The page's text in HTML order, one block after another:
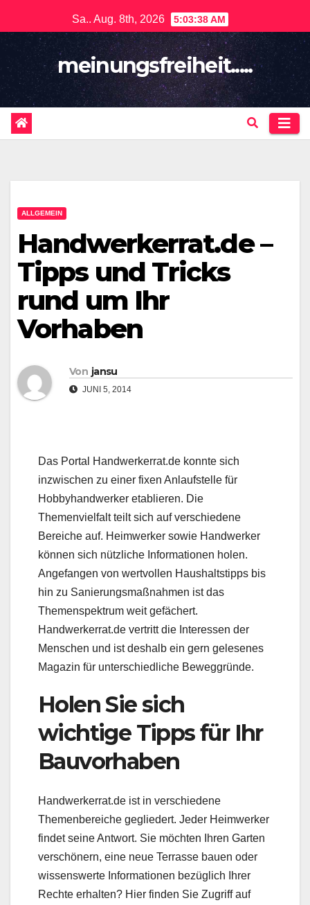
zum
Sa.. Aug. 8th, 2026 5:03:39 AM
meinungsfreiheit.....
ALLGEMEIN
Handwerkerrat.de –
Tipps und Tricks
rund um Ihr
Vorhaben
Von jansu
JUNI 5, 2014
Das Portal Handwerkerrat.de konnte sich
inzwischen zu einer fixen Anlaufstelle für
Hobbyhandwerker etablieren. Die
Themenvielfalt teilt sich auf verschiedene
Bereiche auf. Heimwerker sowie Handwerker
können sich nützliche Informationen holen.
Angefangen von wertvollen Haushaltstipps bis
hin zu Sanierungsmaßnahmen ist das
Themenspektrum weit gefächert.
Handwerkerrat.de vertritt die Interessen der
Menschen und ist deshalb ein gern gelesenes
Magazin für unterschiedliche Beweggründe.
Holen Sie sich
wichtige Tipps für Ihr
Bauvorhaben
Handwerkerrat.de ist in verschiedene
Themenbereiche gegliedert. Jeder Heimwerker
findet seine Antwort. Sie möchten Ihren Garten
verschönern, eine neue Terrasse bauen oder
wissenswerte Informationen bezüglich Ihrer
Rechte erhalten? Hier finden Sie Zugriff auf